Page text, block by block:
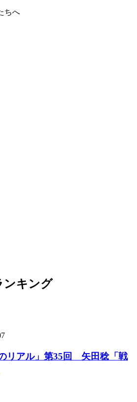
ちへ
ンキング
のリアル」第35回 矢田稔「戦